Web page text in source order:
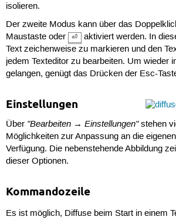
isolieren.
Der zweite Modus kann über das
Maustaste oder
⏎
aktiviert werden. In
Text zeichenweise zu markieren und den
jedem Texteditor zu bearbeiten. Um wieder
gelangen, genügt das Drücken der Esc-
Einstellungen
Über "Bearbeiten → Einstellungen"stehen
Möglichkeiten zur Anpassung an die
Verfügung. Die nebenstehende Abbildung
dieser Optionen.
Kommandozeile
Es ist möglich, Diffuse beim Start in einem